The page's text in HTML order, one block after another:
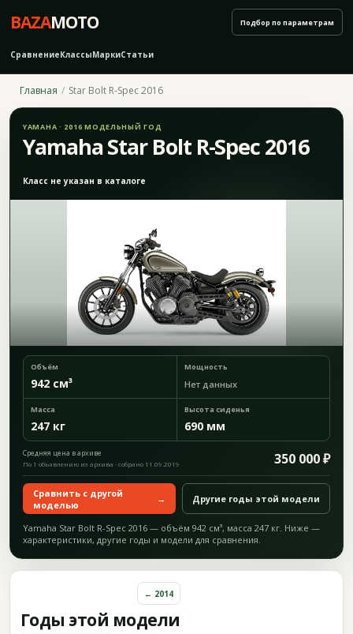
BAZAMOTO
СравнениеКлассыМаркиСтатьи
Подбор по параметрам
Главная Star Bolt R-Spec 2016
YAMAHA · 2016 МОДЕЛЬНЫЙ ГОД
Yamaha Star Bolt R-Spec 2016
Класс не указан в каталоге
Объём
942 см³
Мощность
Нет данных
Масса
247 кг
Высота сиденья
690 мм
Средняя цена в архиве 350 000 ₽
По 1 объявлению из архива · собрано 11.09.2019
Сравнить с другой
моделью
→ Другие годы этой модели
Yamaha Star Bolt R-Spec 2016 — объём 942 см³, масса 247 кг. Ниже —
характеристики, другие годы и модели для сравнения.
Годы этой модели
← 2014